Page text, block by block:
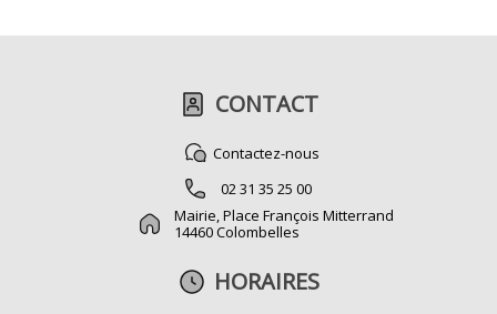
CONTACT
Contactez-nous
02 31 35 25 00
Mairie, Place François Mitterrand
14460 Colombelles
HORAIRES